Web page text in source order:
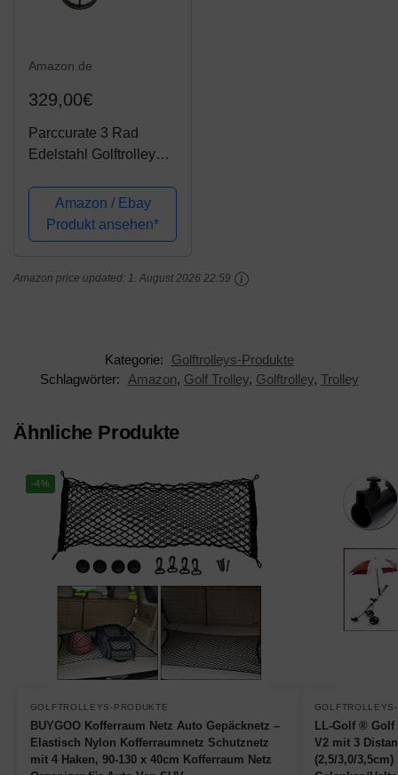
Amazon.de
329,00€
Parccurate 3 Rad
Edelstahl Golftrolley
Amazon / Ebay
Produkt ansehen*
Amazon price updated: 1. August 2026 22:59
Kategorie:
Golftrolleys-Produkte
Schlagwörter:
Amazon, Golf Trolley, Golftrolley, Trolley
Ähnliche Produkte
-4%
GOLFTROLLEYS-PRODUKTE
BUYGOO Kofferraum Netz Auto Gepäcknetz –
Elastisch Nylon Kofferraumnetz Schutznetz
mit 4 Haken, 90-130 x 40cm Kofferraum Netz
LL-Golf ®
V2 mit 3
(2,5/3,0/